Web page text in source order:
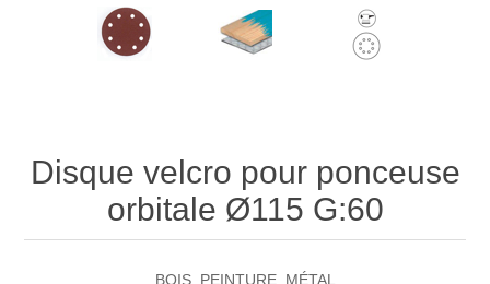
Disque velcro pour ponceuse
orbitale Ø115 G:60
BOIS, PEINTURE, MÉTAL